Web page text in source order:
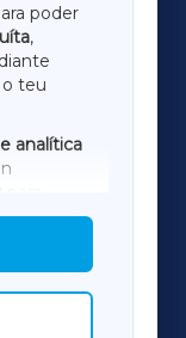
poder
,
o teu
analítica
das